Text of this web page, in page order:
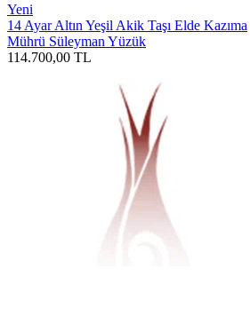
Yeni
14 Ayar Altın Yeşil Akik Taşı Elde Kazıma
Mührü Süleyman Yüzük
114.700,00 TL